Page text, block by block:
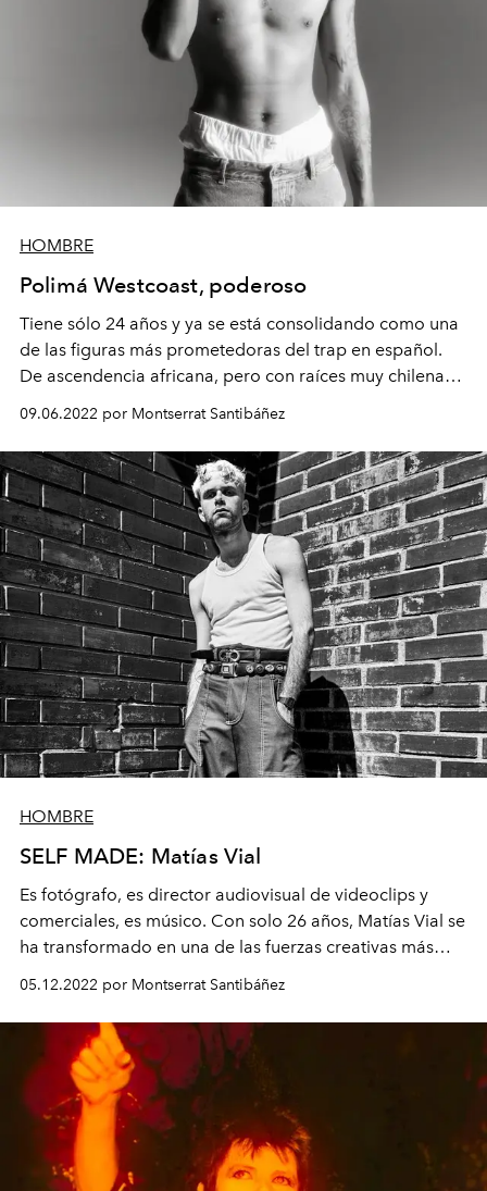
HOMBRE
Polimá Westcoast, poderoso
Tiene sólo 24 años y ya se está consolidando como una
de las figuras más prometedoras del trap en español.
De ascendencia africana, pero con raíces muy chilenas,
Polimá Westcoast está demostrándole al país -y al resto
del mundo- que no existen límites que puedan
contenerlo.
09.06.2022 por Montserrat Santibáñez
HOMBRE
SELF MADE: Matías Vial
Es fotógrafo, es director audiovisual de videoclips y
comerciales, es músico. Con solo 26 años, Matías Vial se
ha transformado en una de las fuerzas creativas más
potentes del país, y ya está preparado para dar el gran
salto internacional a los Estados Unidos.
05.12.2022 por Montserrat Santibáñez